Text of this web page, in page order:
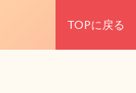
TOPに戻る